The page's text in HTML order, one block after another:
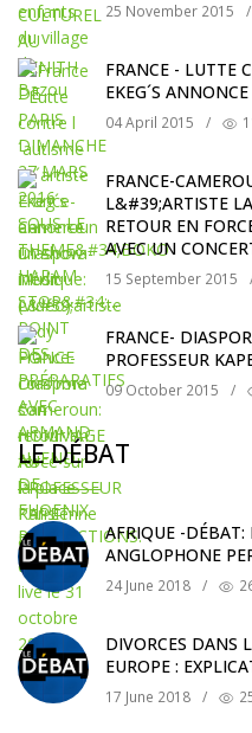
25 November 2015 /
FRANCE - LUTTE
EKEG´S
04 April 2015 /
FRANCE-
L&#39;ARTISTE
RETOUR EN
AVEC UN
15 September 2015
FRANCE-
PROFESSEUR
09 October 2015 /
LE DÉBAT
AFRIQUE -DÉBAT:
ANGLOPHONE
24 June 2018 /
DIVORCES DANS
EUROPE :
17 June 2018 /